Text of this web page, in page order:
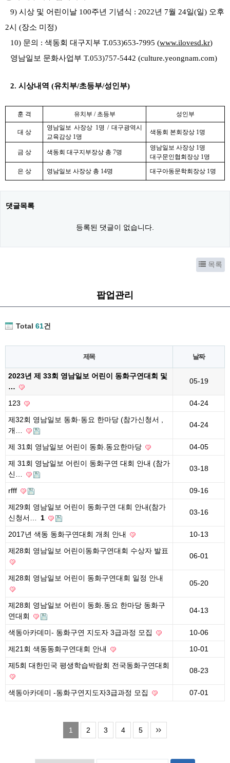
9) 시상 및 어린이날 100주년 기념식 : 2022년 7월 24일(일) 오후
2시 (장소 미정)
10) 문의 : 색동회 대구지부 T.053)653-7995 (www.ilovesd.kr)
영남일보 문화사업부 T.053)757-5442 (culture.yeongnam.com)
2. 시상내역 (유치부/초등부/성인부)
훈 격 유치부 / 초등부 성인부
대 상
영남일보 사장상 1명 /대구광역시
교육감상 1명
색동회 본회장상 1명
금 상 색동회 대구지부장상 총 7명
영남일보 사장상 1명
대구문인협회장상 1명
은 상
영남일보 사장상 총 14명 대구아동문학회장상 1명
댓글목록
등록된 댓글이 없습니다.
목록
팝업관리
Total 61건
제목 날짜
2023년 제 33회 영남일보 어린이 동화구연대회 및
…
05-19
123
04-24
제32회 영남일보 동화·동요 한마당 (참가신청서 ,
개…
04-24
제 31회 영남일보 어린이 동화.동요한마당
04-05
제 31회 영남일보 어린이 동화구연 대회 안내 (참가
신…
03-18
rfff
09-16
제29회 영남일보 어린이 동화구연 대회 안내(참가
신청서…
1
03-16
2017년 색동 동화구연대회 개최 안내
10-13
제28회 영남일보 어린이동화구연대회 수상자 발표
06-01
제28회 영남일보 어린이 동화구연대회 일정 안내
05-20
제28회 영남일보 어린이 동화.동요 한마당 동화구
연대회
04-13
색동아카데미- 동화구연 지도자 3급과정 모집
10-06
제21회 색동동화구연대회 안내
10-01
제5회 대한민국 평생학습박람회 전국동화구연대회
08-23
색동아카데미 -동화구연지도자3급과정 모집 07-01
1 2 3 4 5